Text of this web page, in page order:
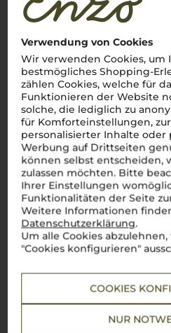
Verwendung von Cookies
Wir verwenden Cookies, um
bestmögliches Shopping-
zählen Cookies, welche für
Funktionieren der Website
solche, die lediglich zu
für Komforteinstellungen,
personalisierter Inhalte oder
Werbung auf Drittseiten
können selbst entscheiden,
zulassen möchten. Bitte
Ihrer Einstellungen
Funktionalitäten der Seite
Weitere Informationen
Datenschutzerklärung.
Um alle Cookies
"Cookies konfigurieren"
COOKIES
NUR
Über die Rebsorte